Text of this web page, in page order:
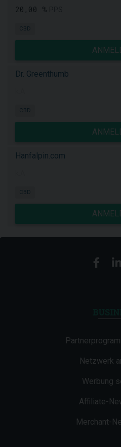
20,00 %
CBD
Dr. Greenthumb
CBD
Hanfalpin.com
CBD
Netzwerk
Werbung
Affiliate-
Merchant-